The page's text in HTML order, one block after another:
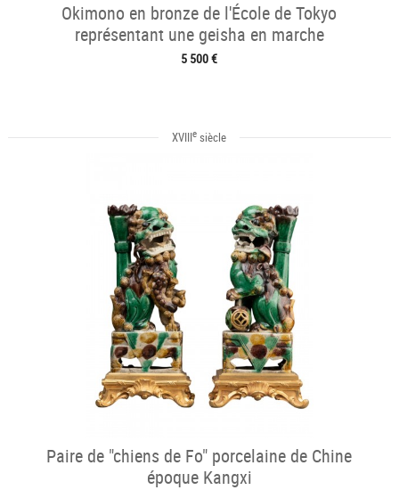
Okimono en bronze de l'École de Tokyo
représentant une geisha en marche
5 500 €
XVIIIe siècle
Paire de "chiens de Fo" porcelaine de Chine
époque Kangxi